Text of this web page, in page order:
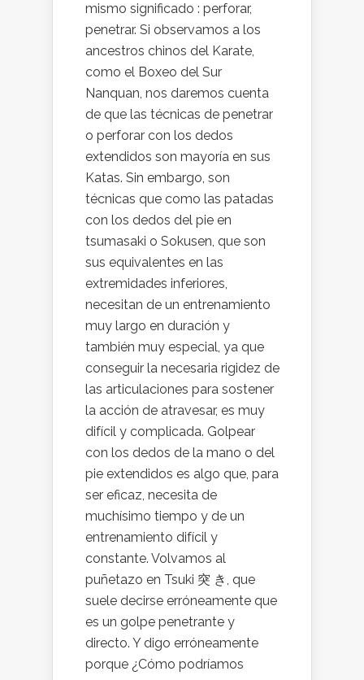
mismo significado : perforar,
penetrar. Si observamos a los
ancestros chinos del Karate,
como el Boxeo del Sur
Nanquan, nos daremos cuenta
de que las técnicas de penetrar
o perforar con los dedos
extendidos son mayoría en sus
Katas. Sin embargo, son
técnicas que como las patadas
con los dedos del pie en
tsumasaki o Sokusen, que son
sus equivalentes en las
extremidades inferiores,
necesitan de un entrenamiento
muy largo en duración y
también muy especial, ya que
conseguir la necesaria rigidez de
las articulaciones para sostener
la acción de atravesar, es muy
difícil y complicada. Golpear
con los dedos de la mano o del
pie extendidos es algo que, para
ser eficaz, necesita de
muchísimo tiempo y de un
entrenamiento difícil y
constante. Volvamos al
puñetazo en Tsuki 突 き, que
suele decirse erróneamente que
es un golpe penetrante y
directo. Y digo erróneamente
porque ¿Cómo podríamos